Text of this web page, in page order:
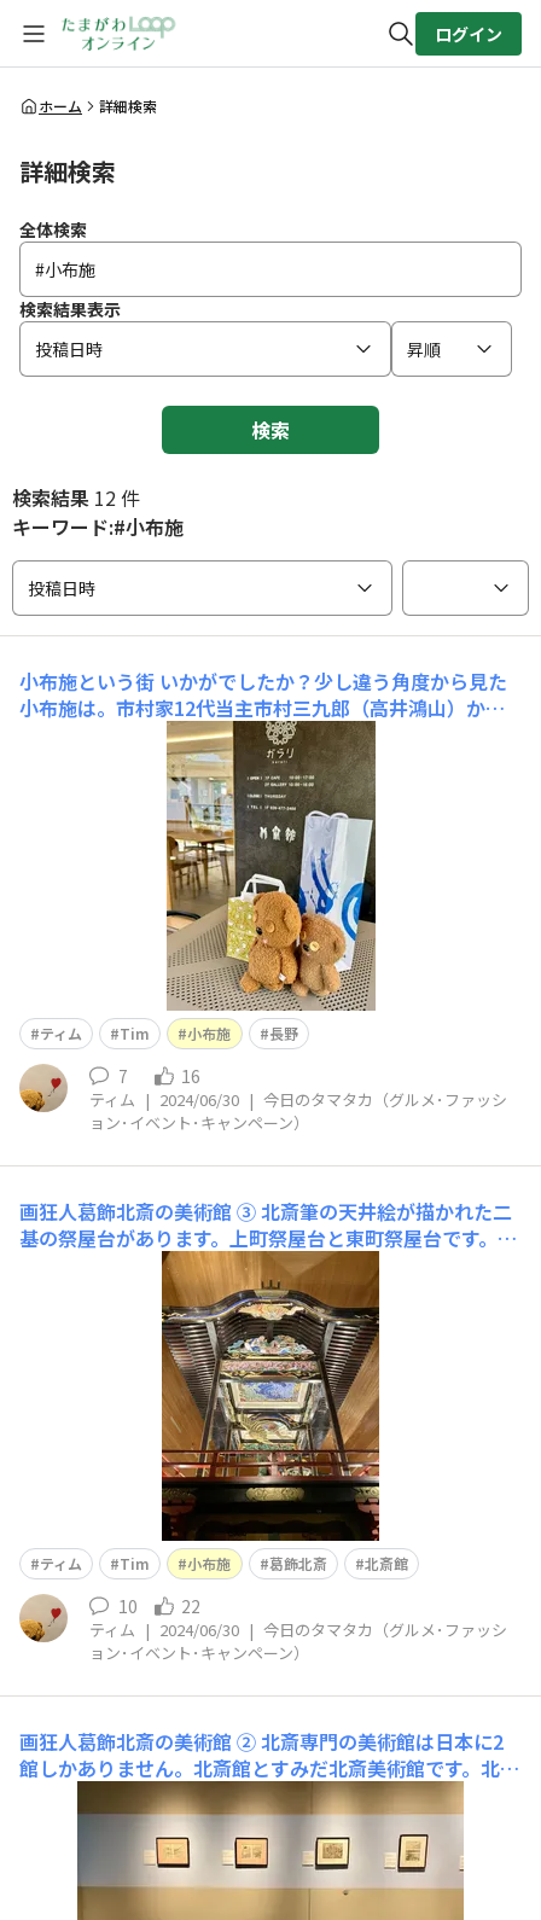
全体検索
ログイン
ホーム 詳細検索
詳細検索
全体検索
検索結果表示
投稿日時
昇順
検索
検索結果 12 件
キーワード:#小布施
投稿日時
小布施という街 いかがでしたか？少し違う角度から見た
小布施は。市村家12代当主市村三九郎（高井鴻山）か
ら、17代当主の市村次夫（現小布施堂代表）までの小布
施を市村家を通してみた小布施。全世界から訪日外国人が
この小さな街に訪れる街になったのにはきっと理由があり
ます。 小布施人は、「よそ者」を歓待し、変化を受け入
ティム Tim 小布施 長野
7 16
ティム | 2024/06/30 | 今日のタマタカ（グルメ･ファッシ
ョン･イベント･キャンペーン）
画狂人葛飾北斎の美術館 ③北斎筆の天井絵が描かれた二
基の祭屋台があります。上町祭屋台と東町祭屋台です。上
町祭屋台には、天井絵の「男浪（おなみ）」「女浪（めな
み）」があり1845年から翌年にかけて制作されました。
一対で「怒涛図」と呼ばれます。紺碧の波はしぶきをあげ
ながら、激しく渦を巻いています。代表作「冨嶽三十六
ティム Tim 小布施 葛飾北斎 北斎館
10 22
ティム | 2024/06/30 | 今日のタマタカ（グルメ･ファッシ
ョン･イベント･キャンペーン）
画狂人葛飾北斎の美術館 ②北斎専門の美術館は日本に2
館しかありません。北斎館とすみだ北斎美術館です。北斎
館は晩年の作品を中心に展示されているのが特徴で
す。 北斎館内回廊一点物の大変貴重な肉筆掛軸を多数所
蔵・展示しており、北斎最後の作品と考えられている「富
士越龍」は必見です。「富士越龍」北斎がその生涯の中で